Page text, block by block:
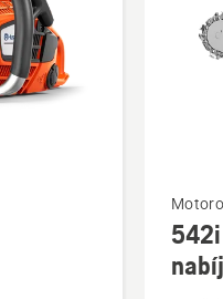
Zobraziť
viac